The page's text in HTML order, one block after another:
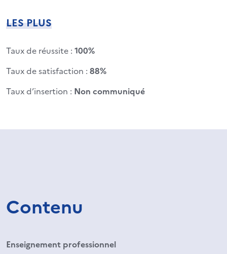
LES PLUS
Taux de réussite : 100%
Taux de satisfaction : 88%
Taux d’insertion : Non communiqué
Contenu
Enseignement professionnel